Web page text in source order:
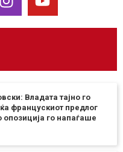
Владата тајно го
францускиот предлог
опозиција го напаѓаше